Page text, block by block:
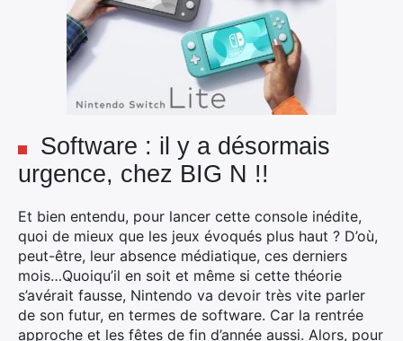
Software : il y a désormais
urgence, chez BIG N !!
Et bien entendu, pour lancer cette console inédite,
quoi de mieux que les jeux évoqués plus haut ? D’où,
peut-être, leur absence médiatique, ces derniers
mois…Quoiqu’il en soit et même si cette théorie
s’avérait fausse, Nintendo va devoir très vite parler
de son futur, en termes de software. Car la rentrée
approche et les fêtes de fin d’année aussi. Alors, pour